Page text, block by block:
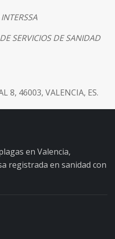
SERVICIOS DE SANIDAD
8, 46003, VALENCIA, ES.
en Valencia,
registrada en sanidad con